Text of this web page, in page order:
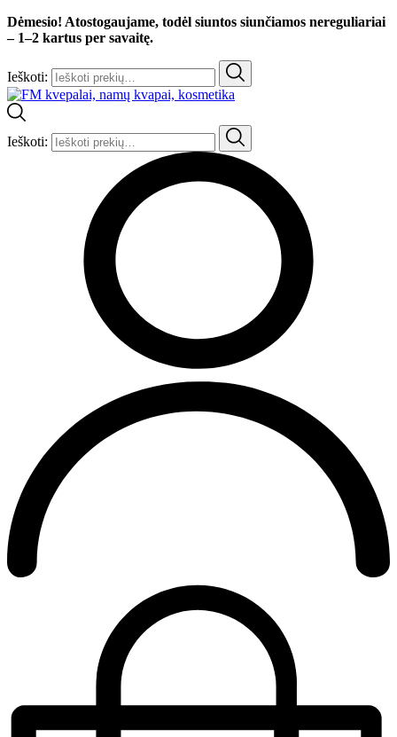
Dėmesio! Atostogaujame, todėl siuntos siunčiamos nereguliariai
– 1–2 kartus per savaitę.
Ieškoti:
Ieškoti: